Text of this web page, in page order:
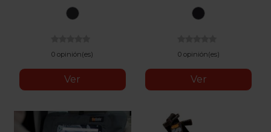
Fresh
0 opinión(es)
Ver
0 opinión(es)
Ver